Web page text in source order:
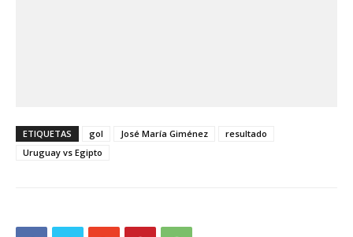
ETIQUETAS gol José María Giménez
resultado
Uruguay vs Egipto